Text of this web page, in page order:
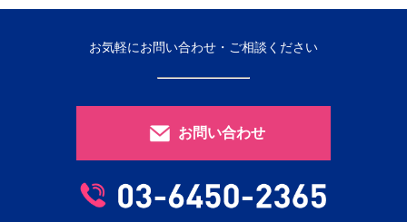
お気軽にお問い合わせ・ご相談ください
お問い合わせ